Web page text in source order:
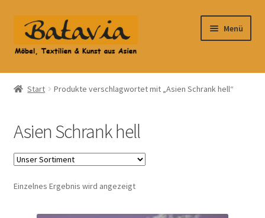
Zur
Navigation
springen
Zum
Inhalt
springen
Menü
Start
AGB
Anfahrt
Start Produkte verschlagwortet mit „Asien Schrank hell“
Asien Schrank hell
Einzelnes Ergebnis wird angezeigt